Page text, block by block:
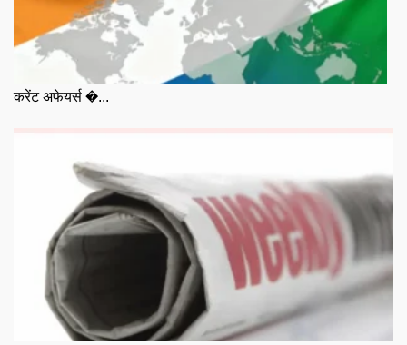
करेंट अफेयर्स �...